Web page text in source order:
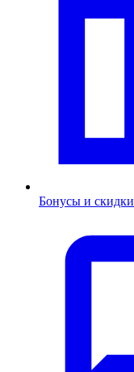
Бонусы и скидки